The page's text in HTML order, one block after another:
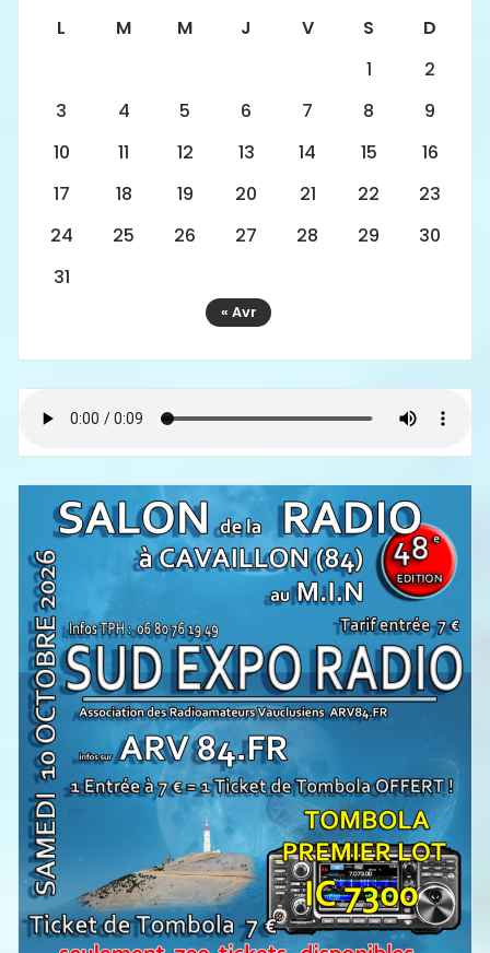
L
M M J V S
D
1
2
3
4 5 6 7 8
9
10
11 12 13 14 15
16
17
18 19 20 21 22
23
24
25 26 27 28 29
30
31
« Avr